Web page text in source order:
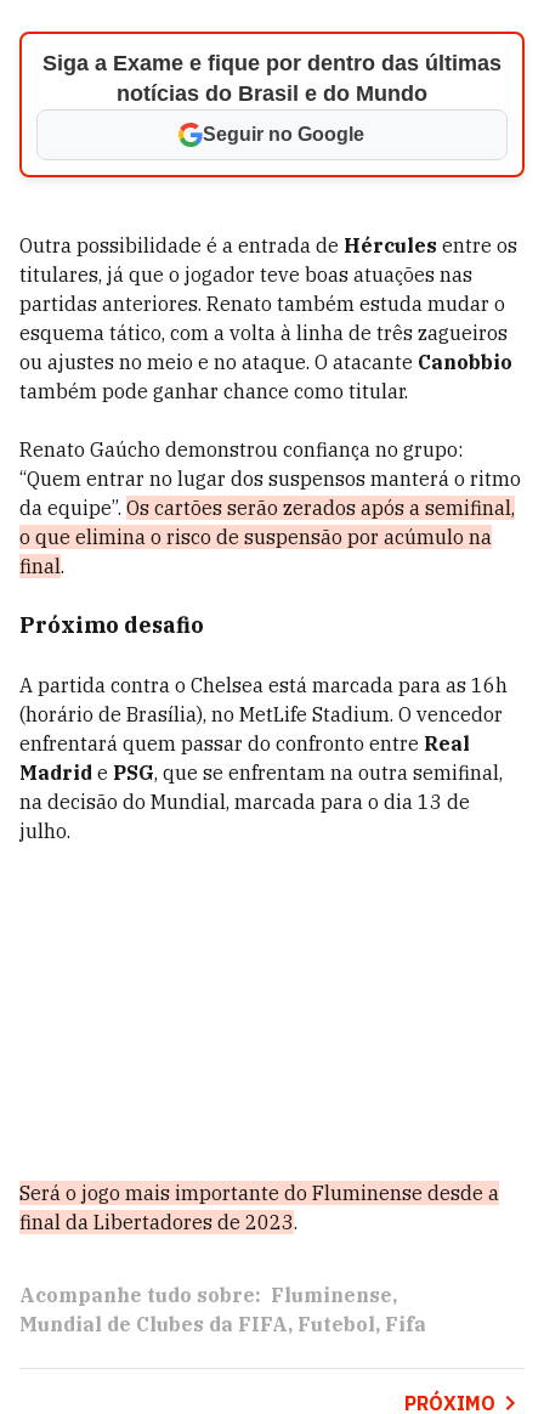
Siga a Exame e fique por dentro das últimas
notícias do Brasil e do Mundo
Seguir no Google
Outra possibilidade é a entrada de Hércules entre os
titulares, já que o jogador teve boas atuações nas
partidas anteriores. Renato também estuda mudar o
esquema tático, com a volta à linha de três zagueiros
ou ajustes no meio e no ataque. O atacante Canobbio
também pode ganhar chance como titular.
Renato Gaúcho demonstrou confiança no grupo:
“Quem entrar no lugar dos suspensos manterá o ritmo
da equipe”. Os cartões serão zerados após a semifinal,
o que elimina o risco de suspensão por acúmulo na
final.
Próximo desafio
A partida contra o Chelsea está marcada para as 16h
(horário de Brasília), no MetLife Stadium. O vencedor
enfrentará quem passar do confronto entre Real
Madrid e PSG, que se enfrentam na outra semifinal,
na decisão do Mundial, marcada para o dia 13 de
julho.
Será o jogo mais importante do Fluminense desde a
final da Libertadores de 2023.
Acompanhe tudo sobre: Fluminense
Mundial de Clubes da FIFA Futebol Fifa
PRÓXIMO